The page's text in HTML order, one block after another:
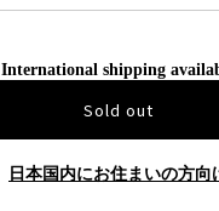
International shipping
Sold out
日本国内にお住まいの方向